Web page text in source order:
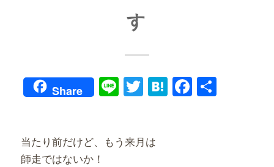
す
Share LineTwitter
Hatena共
当たり前だけど、もう来月は
師走ではないか！